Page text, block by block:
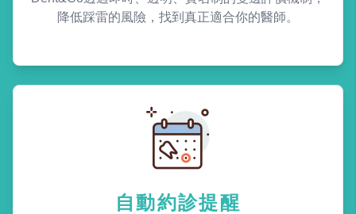
降低踩雷的風險，找到真正適合你的醫師。
自動約診提醒